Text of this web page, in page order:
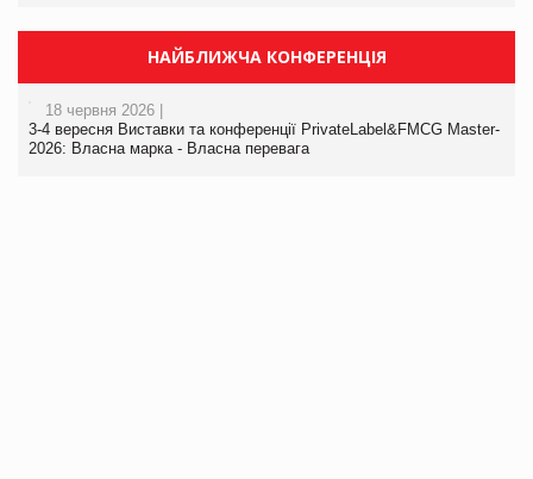
НАЙБЛИЖЧА КОНФЕРЕНЦІЯ
18 червня 2026 |
3-4 вересня Виставки та конференції PrivateLabel&FMCG Master-
2026: Власна марка - Власна перевага